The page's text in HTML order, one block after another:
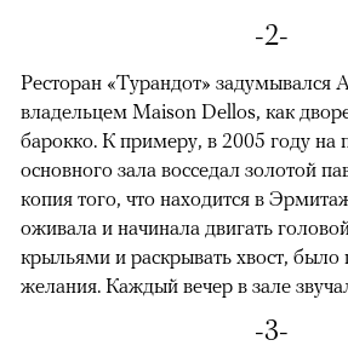
00:00 / 00:00
-2-
Ресторан «Турандот»
владельцем Maison Dellos, как
барокко. К примеру, в 2005 году на
основного зала восседал золотой
копия того, что находится в
оживала и начинала двигать
крыльями и раскрывать хвост, было
желания. Каждый вечер в зале
-3-